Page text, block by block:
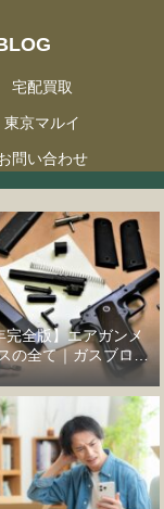
宅配買取
東京マルイ
問い合わせ
完全版】エアガンメ
の全て｜ガスブロー
クハンドガン編